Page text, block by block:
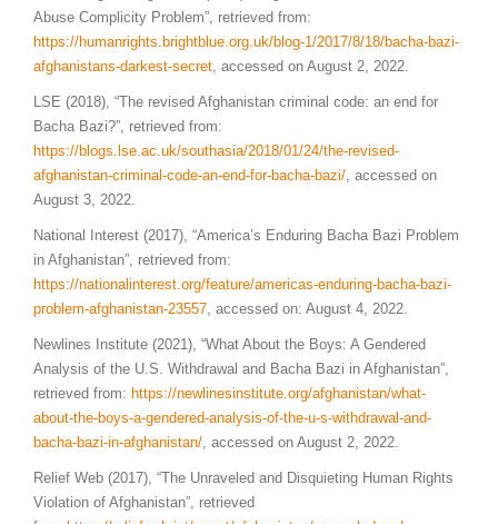
Abuse Complicity Problem”, retrieved from:
https://humanrights.brightblue.org.uk/blog-1/2017/8/18/bacha-bazi-
afghanistans-darkest-secret, accessed on August 2, 2022.
LSE (2018), “The revised Afghanistan criminal code: an end for
Bacha Bazi?”, retrieved from:
https://blogs.lse.ac.uk/southasia/2018/01/24/the-revised-
afghanistan-criminal-code-an-end-for-bacha-bazi/, accessed on
August 3, 2022.
National Interest (2017), “America’s Enduring Bacha Bazi Problem
in Afghanistan”, retrieved from:
https://nationalinterest.org/feature/americas-enduring-bacha-bazi-
problem-afghanistan-23557, accessed on: August 4, 2022.
Newlines Institute (2021), “What About the Boys: A Gendered
Analysis of the U.S. Withdrawal and Bacha Bazi in Afghanistan”,
retrieved from: https://newlinesinstitute.org/afghanistan/what-
about-the-boys-a-gendered-analysis-of-the-u-s-withdrawal-and-
bacha-bazi-in-afghanistan/, accessed on August 2, 2022.
Relief Web (2017), “The Unraveled and Disquieting Human Rights
Violation of Afghanistan”, retrieved